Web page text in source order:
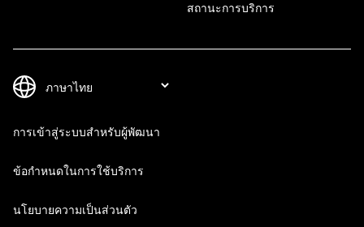
สถานะการบริการ
การเข้าสู่ระบบสำหรับผู้พัฒนา
ข้อกำหนดในการใช้บริการ
นโยบายความเป็นส่วนตัว